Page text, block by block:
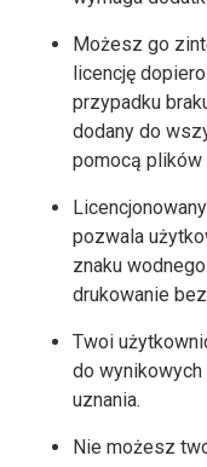
Możesz go
licencję
przypadku
dodany do
pomocą plików
pozwala
znaku
drukowanie
Twoi
do wynikowych
uznania.
Nie możesz